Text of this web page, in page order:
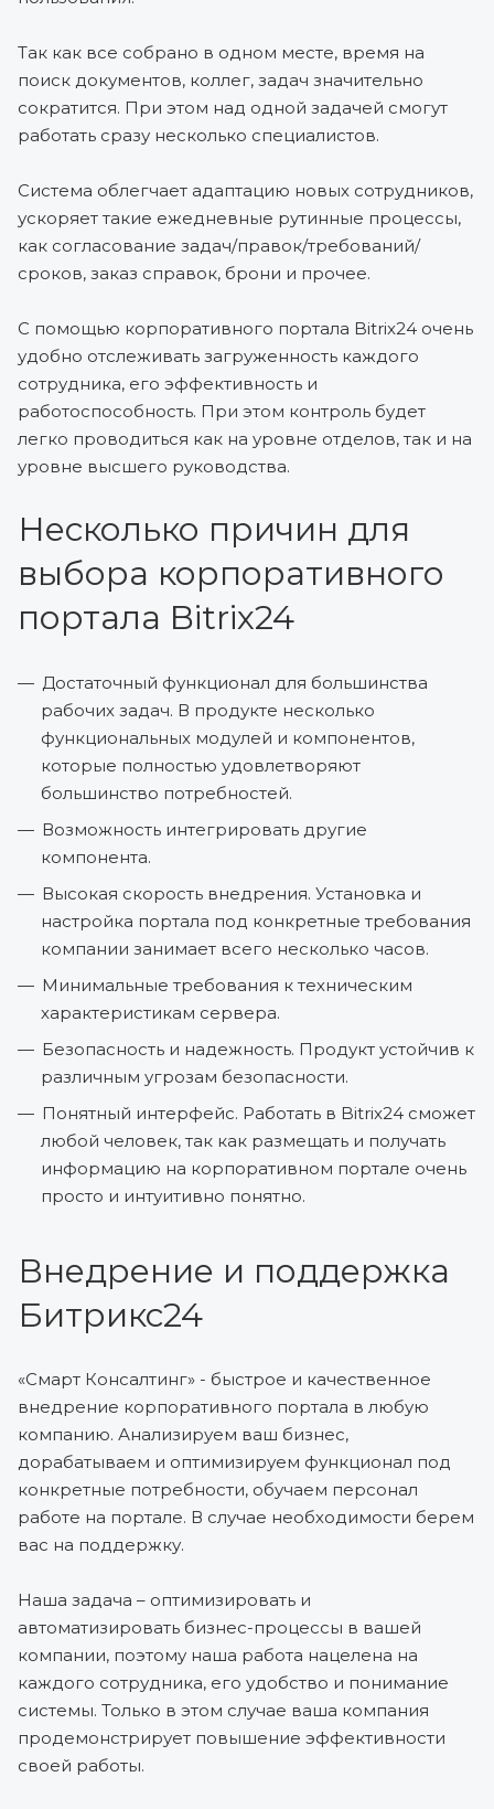
Так как все собрано в одном месте, время на
поиск документов, коллег, задач значительно
сократится. При этом над одной задачей смогут
работать сразу несколько специалистов.
Система облегчает адаптацию новых сотрудников,
ускоряет такие ежедневные рутинные процессы,
как согласование задач/правок/требований/
сроков, заказ справок, брони и прочее.
С помощью корпоративного портала Bitrix24 очень
удобно отслеживать загруженность каждого
сотрудника, его эффективность и
работоспособность. При этом контроль будет
легко проводиться как на уровне отделов, так и на
уровне высшего руководства.
Несколько причин для
выбора корпоративного
портала Bitrix24
Достаточный функционал для большинства
рабочих задач. В продукте несколько
функциональных модулей и компонентов,
которые полностью удовлетворяют
большинство потребностей.
Возможность интегрировать другие
компонента.
Высокая скорость внедрения. Установка и
настройка портала под конкретные требования
компании занимает всего несколько часов.
Минимальные требования к техническим
характеристикам сервера.
Безопасность и надежность. Продукт устойчив к
различным угрозам безопасности.
Понятный интерфейс. Работать в Bitrix24 сможет
любой человек, так как размещать и получать
информацию на корпоративном портале очень
просто и интуитивно понятно.
Внедрение и поддержка
Битрикс24
«Смарт Консалтинг» - быстрое и качественное
внедрение корпоративного портала в любую
компанию. Анализируем ваш бизнес,
дорабатываем и оптимизируем функционал под
конкретные потребности, обучаем персонал
работе на портале. В случае необходимости берем
вас на поддержку.
Наша задача – оптимизировать и
автоматизировать бизнес-процессы в вашей
компании, поэтому наша работа нацелена на
каждого сотрудника, его удобство и понимание
системы. Только в этом случае ваша компания
продемонстрирует повышение эффективности
своей работы.